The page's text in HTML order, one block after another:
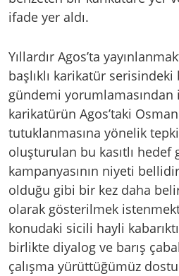
ifade yer aldı.
Yıllardır Agos’ta
başlıklı karikatür
gündemi yorumlamasından
karikatürün Agos’taki Osman
tutuklanmasına yönelik
oluşturulan bu kasıtlı hedef
kampanyasının niyeti
olduğu gibi bir kez daha
olarak gösterilmek
konudaki sicili hayli
birlikte diyalog ve barış
çalışma yürüttüğümüz